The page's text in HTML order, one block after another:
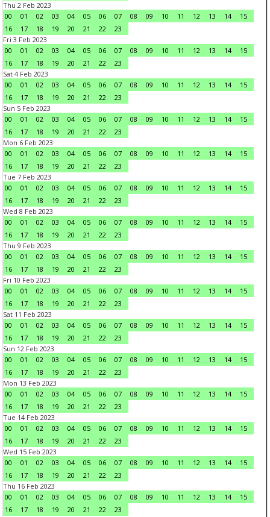
Thu 2 Feb 2023
00
01 02 03 04 05 06 07 08 09 10 11 12 13 14
15
16
17 18 19 20 21 22
23
Fri 3 Feb 2023
00
01 02 03 04 05 06 07 08 09 10 11 12 13 14
15
16
17 18 19 20 21 22
23
Sat 4 Feb 2023
00
01 02 03 04 05 06 07 08 09 10 11 12 13 14
15
16
17 18 19 20 21 22
23
Sun 5 Feb 2023
00
01 02 03 04 05 06 07 08 09 10 11 12 13 14
15
16
17 18 19 20 21 22
23
Mon 6 Feb 2023
00
01 02 03 04 05 06 07 08 09 10 11 12 13 14
15
16
17 18 19 20 21 22
23
Tue 7 Feb 2023
00
01 02 03 04 05 06 07 08 09 10 11 12 13 14
15
16
17 18 19 20 21 22
23
Wed 8 Feb 2023
00
01 02 03 04 05 06 07 08 09 10 11 12 13 14
15
16
17 18 19 20 21 22
23
Thu 9 Feb 2023
00
01 02 03 04 05 06 07 08 09 10 11 12 13 14
15
16
17 18 19 20 21 22
23
Fri 10 Feb 2023
00
01 02 03 04 05 06 07 08 09 10 11 12 13 14
15
16
17 18 19 20 21 22
23
Sat 11 Feb 2023
00
01 02 03 04 05 06 07 08 09 10 11 12 13 14
15
16
17 18 19 20 21 22
23
Sun 12 Feb 2023
00
01 02 03 04 05 06 07 08 09 10 11 12 13 14
15
16
17 18 19 20 21 22
23
Mon 13 Feb 2023
00
01 02 03 04 05 06 07 08 09 10 11 12 13 14
15
16
17 18 19 20 21 22
23
Tue 14 Feb 2023
00
01 02 03 04 05 06 07 08 09 10 11 12 13 14
15
16
17 18 19 20 21 22
23
Wed 15 Feb 2023
00
01 02 03 04 05 06 07 08 09 10 11 12 13 14
15
16
17 18 19 20 21 22
23
Thu 16 Feb 2023
00
01 02 03 04 05 06 07 08 09 10 11 12 13 14
15
16
17 18 19 20 21 22
23